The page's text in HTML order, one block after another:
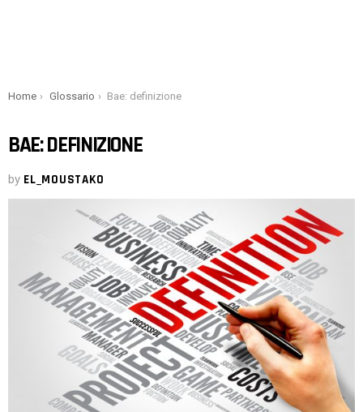
You are here:
Home Glossario Bae: definizione
BAE: DEFINIZIONE
by EL_MOUSTAKO